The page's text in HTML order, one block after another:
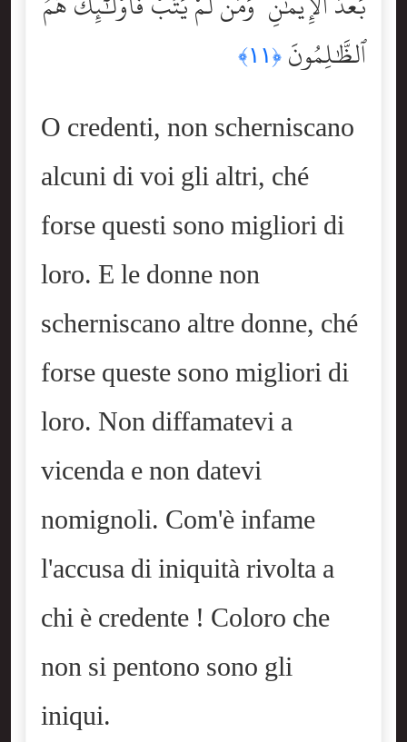
ٱلظَّٰلِمُونَ ﴿١١﴾
O credenti, non scherniscano
alcuni di voi gli altri, ché
forse questi sono migliori di
loro. E le donne non
scherniscano altre donne, ché
forse queste sono migliori di
loro. Non diffamatevi a
vicenda e non datevi
nomignoli. Com'è infame
l'accusa di iniquità rivolta a
chi è credente ! Coloro che
non si pentono sono gli
iniqui.